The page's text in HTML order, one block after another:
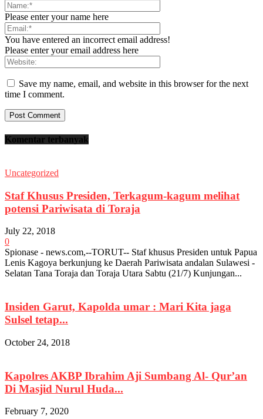
Please enter your name here
You have entered an incorrect email address!
Please enter your email address here
Save my name, email, and website in this browser for the next
time I comment.
Komentar terbanyak
Uncategorized
Staf Khusus Presiden, Terkagum-kagum melihat
potensi Pariwisata di Toraja
July 22, 2018
0
Spionase - news.com,--TORUT-- Staf khusus Presiden untuk Papua
Lenis Kagoya berkunjung ke Daerah Pariwisata andalan Sulawesi -
Selatan Tana Toraja dan Toraja Utara Sabtu (21/7) Kunjungan...
Insiden Garut, Kapolda umar : Mari Kita jaga
Sulsel tetap...
October 24, 2018
Kapolres AKBP Ibrahim Aji Sumbang Al- Qur’an
Di Masjid Nurul Huda...
February 7, 2020